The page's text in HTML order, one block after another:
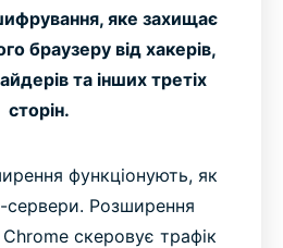
яке захищає
браузеру від хакерів,
та інших третіх
сторін.
функціонують, як
сервери. Розширення
скеровує трафік